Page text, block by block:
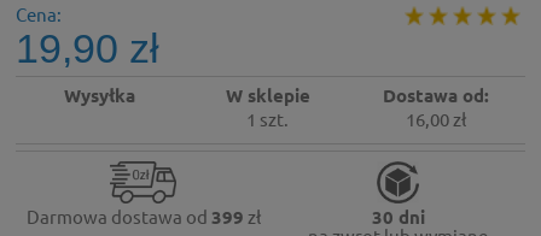
Cena:
19,90 zł
Wysyłka W sklepie
1 szt.
Dostawa od:
16,00 zł
Darmowa dostawa od 399 zł 30 dni